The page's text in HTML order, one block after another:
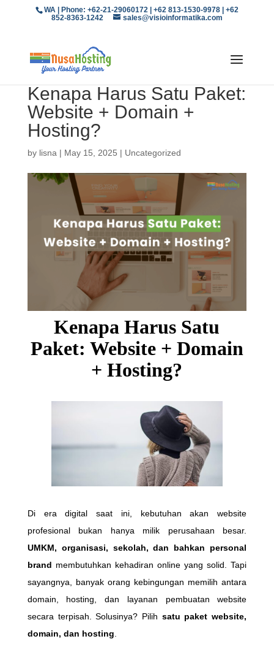
WA | Phone: +62-21-29060172 | +62 813-1530-9978 | +62
852-8363-1242
sales@visioinformatika.com
Kenapa Harus Satu Paket:
Website + Domain +
Hosting?
by lisna | May 15, 2025 | Uncategorized
Kenapa Harus Satu
Paket: Website + Domain
+ Hosting?
Di era digital saat ini, kebutuhan akan website
profesional bukan hanya milik perusahaan besar.
UMKM, organisasi, sekolah, dan bahkan personal
brand membutuhkan kehadiran online yang solid. Tapi
sayangnya, banyak orang kebingungan memilih antara
domain, hosting, dan layanan pembuatan website
secara terpisah. Solusinya? Pilih satu paket website,
domain, dan hosting